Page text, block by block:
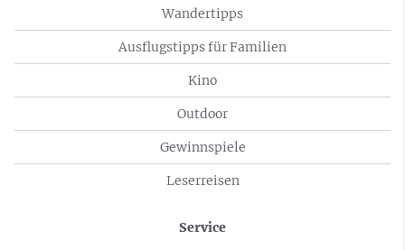
Wandertipps
Ausflugstipps für Familien
Kino
Outdoor
Gewinnspiele
Leserreisen
Service